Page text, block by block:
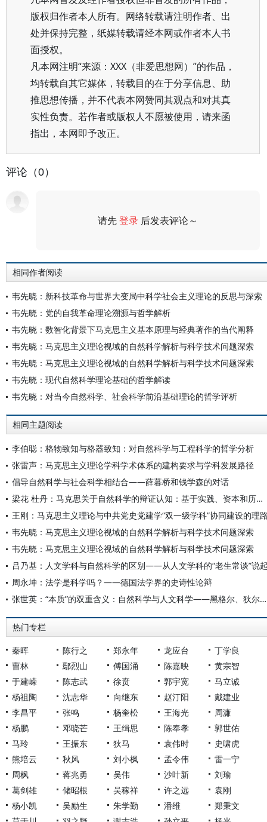
版权归作者本人所有。网络转载请注明作者、出
处并保持完整，纸媒转载请经本网或作者本人书
面授权。
凡本网注明“来源：XXX（非爱思想网）”的作品，
均转载自其它媒体，转载目的在于分享信息、助
推思想传播，并不代表本网赞同其观点和对其真
实性负责。若作者或版权人不愿被使用，请来函
指出，本网即予改正。
评论（0）
请先登录 后发表评论～
相同作者阅读
韦先晓：新科技革命与世界大变局中科学社会主义理论的反思与深索
韦先晓：党的自我革命理论溯源与哲学解析
韦先晓：数智化背景下马克思主义基本原理与经典著作的当代阐释
韦先晓：马克思主义理论视域的自然科学解析与科学技术问题深索
韦先晓：马克思主义理论视域的自然科学解析与科学技术问题深索
韦先晓：现代自然科学理论基础的哲学解读
韦先晓：对当今自然科学、社会科学前沿基础理论的哲学评析
相同主题阅读
李伯聪：格物致知与格器致知：对自然科学与工程科学的哲学分析
张雷声：马克思主义理论学科学术体系的建构要求与学科发展路径
倡导自然科学与社会科学相结合——薛暮桥和钱学森的对话
梁花 杜丹：马克思关于自然科学的辩证认知：基于实践、资本和历史的三维分析
王刚：马克思主义理论与中共党史党建学“双一级学科”协同建设的理
韦先晓：马克思主义理论视域的自然科学解析与科学技术问题深索
韦先晓：马克思主义理论视域的自然科学解析与科学技术问题深索
吕乃基：人文学科与自然科学的区别——从人文学科的“老生常谈”说
周永坤：法学是科学吗？——德国法学界的史诗性论辩
张世英：“本质”的双重含义：自然科学与人文科学——黑格尔、狄尔泰、胡塞尔之间的一点链接
热门专栏
秦晖 陈行之 郑永年 龙应台
丁学良
曹林
鄢烈山 傅国涌 陈嘉映
黄宗智
于建嵘
陈志武 徐贲 郭宇宽
马立诚
杨祖陶
沈志华 向继东 赵汀阳
戴建业
李昌平
张鸣 杨奎松 王海光
周濂
杨鹏
邓晓芒 王缉思 陈奉孝
郭世佑
马玲
王振东 狄马 袁伟时
史啸虎
熊培云
秋风 刘小枫 孟令伟
雷一宁
周枫
蒋兆勇 吴伟 沙叶新
刘瑜
葛剑雄
储昭根 吴稼祥 许之远
袁刚
杨小凯
吴励生 朱学勤 潘维
郑秉文